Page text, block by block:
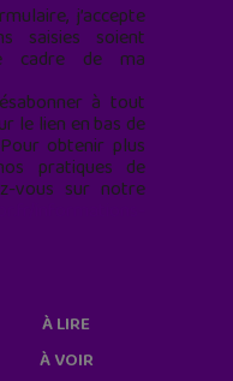
j’accepte
saisies soient
cadre de ma
à tout
le lien en bas de
obtenir plus
pratiques de
vous sur notre
À LIRE
À VOIR